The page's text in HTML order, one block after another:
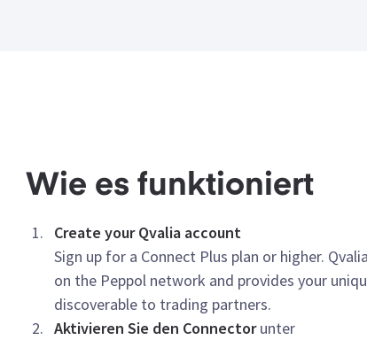
Wie es funktioniert
Create your Qvalia account
Sign up for a Connect Plus plan or higher.
on the Peppol network and provides your
discoverable to trading partners.
Aktivieren Sie den Connectorunter